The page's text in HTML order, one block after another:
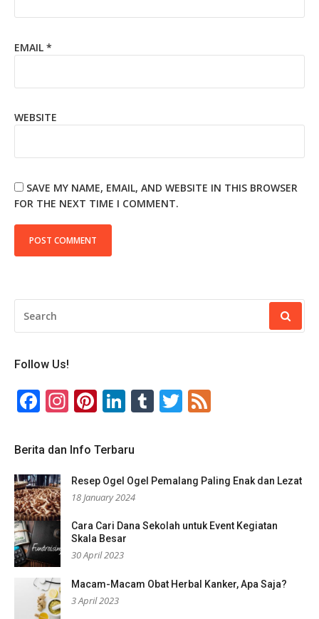
EMAIL *
WEBSITE
SAVE MY NAME, EMAIL, AND WEBSITE IN THIS BROWSER
FOR THE NEXT TIME I COMMENT.
FOR:
Follow Us!
Facebook
Instagram
Pinterest
LinkedIn
TumblrTwitter
Berita dan Info Terbaru
Resep Ogel Ogel Pemalang Paling Enak dan Lezat
18 January 2024
Cara Cari Dana Sekolah untuk Event Kegiatan
Skala Besar
30 April 2023
Macam-Macam Obat Herbal Kanker, Apa Saja?
3 April 2023